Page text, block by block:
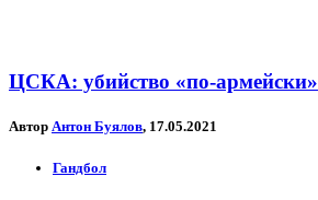
ЦСКА: убийство «по-армейски»
Автор Антон Буялов, 17.05.2021
Гандбол